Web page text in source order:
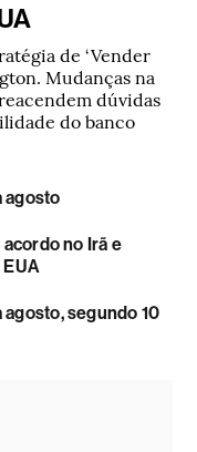
de ‘Vender
Mudanças na
dúvidas
do banco
agosto
no Irã e
segundo 10